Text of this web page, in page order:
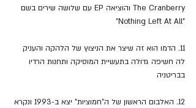
The Cranberry והוציאה EP עם שלושה שירים בשם
"Nothing Left At All"
11. הדמו הוא זה שיצר את הניצוץ של הלהקה והעניק
לה חשיפה גדולה בתעשיית המוסיקה ותחנות הרדיו
בבריטניה
12. האלבום הראשון של ה"חמוציות" יצא ב-1993 ונקרא